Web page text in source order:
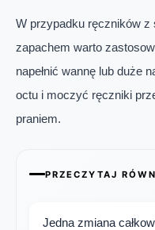
W przypadku ręczników z
zapachem warto
napełnić wannę lub duże
octu i moczyć ręczniki
praniem.
PRZECZYTAJ
Jedna zmiana